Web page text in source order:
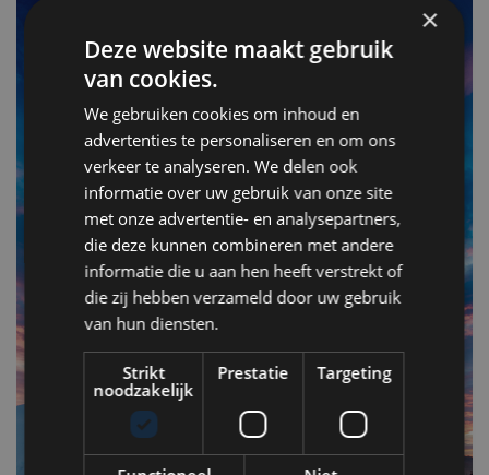
×
Deze website maakt gebruik
van cookies.
We gebruiken cookies om inhoud en
advertenties te personaliseren en om ons
verkeer te analyseren. We delen ook
informatie over uw gebruik van onze site
met onze advertentie- en analysepartners,
die deze kunnen combineren met andere
informatie die u aan hen heeft verstrekt of
die zij hebben verzameld door uw gebruik
van hun diensten.
Strikt
noodzakelijk
Prestatie Targeting